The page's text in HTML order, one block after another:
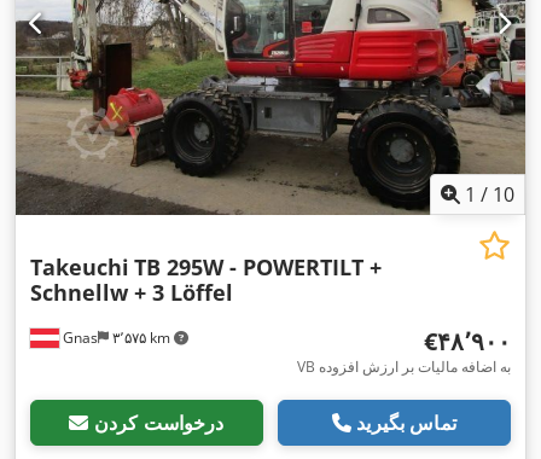
1 / 10
Gnas ۳٬۵۷۵ km
Takeuchi TB 295W - POWERTILT +
Schnellw + 3 Löffel
‎€۴۸٬۹۰۰
VB به اضافه مالیات بر ارزش افزوده
درخواست کردن تماس بگیرید